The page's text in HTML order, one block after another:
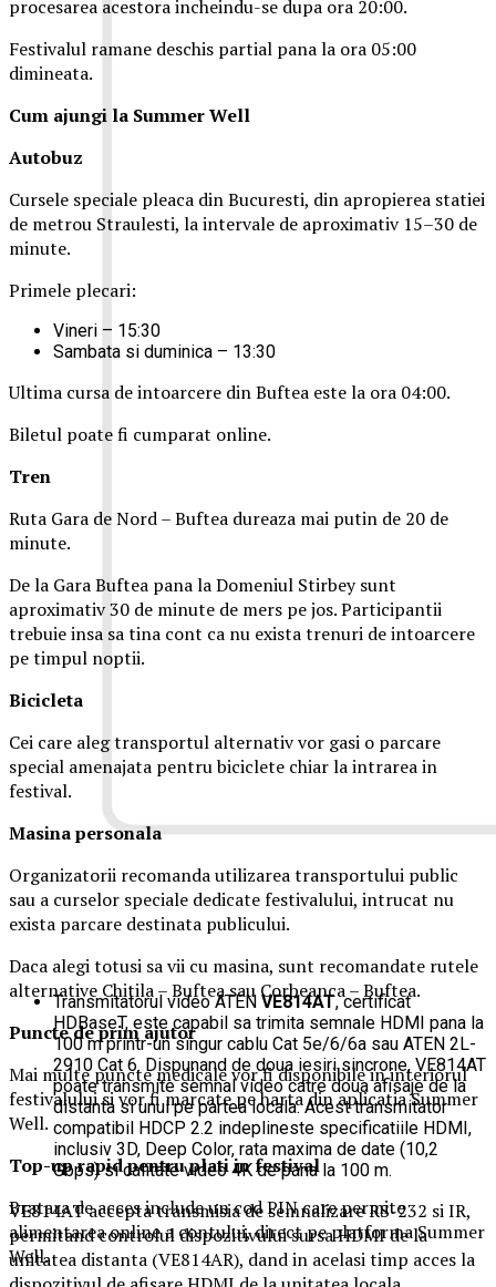
Transmitatorul video ATEN VE814AT, certificat
HDBaseT, este capabil sa trimita semnale HDMI pana la
100 m printr-un singur cablu Cat 5e/6/6a sau ATEN 2L-
2910 Cat 6. Dispunand de doua iesiri sincrone, VE814AT
poate transmite semnal video catre doua afisaje de la
distanta si unul pe partea locala. Acest transmitator
compatibil HDCP 2.2 indeplineste specificatiile HDMI,
inclusiv 3D, Deep Color, rata maxima de date (10,2
Gbps) si calitate video 4K de pana la 100 m.
VE814AT accepta transmisia de semnalizare RS-232 si IR,
permitand controlul dispozitivului sursa HDMI de la
unitatea distanta (VE814AR), dand in acelasi timp acces la
procesarea acestora incheindu-se dupa ora 20:00.
Festivalul ramane deschis partial pana la ora 05:00
dimineata.
Cum ajungi la Summer Well
Autobuz
Cursele speciale pleaca din Bucuresti, din apropierea statiei
de metrou Straulesti, la intervale de aproximativ 15–30 de
minute.
Primele plecari:
Vineri – 15:30
Sambata si duminica – 13:30
Ultima cursa de intoarcere din Buftea este la ora 04:00.
Biletul poate fi cumparat online.
Tren
Ruta Gara de Nord – Buftea dureaza mai putin de 20 de
minute.
De la Gara Buftea pana la Domeniul Stirbey sunt
aproximativ 30 de minute de mers pe jos. Participantii
trebuie insa sa tina cont ca nu exista trenuri de intoarcere
pe timpul noptii.
Bicicleta
Cei care aleg transportul alternativ vor gasi o parcare
special amenajata pentru biciclete chiar la intrarea in
festival.
Masinapersonala
Organizatorii recomanda utilizarea transportului public
sau a curselor speciale dedicate festivalului, intrucat nu
exista parcare destinata publicului.
Daca alegi totusi sa vii cu masina, sunt recomandate rutele
alternative Chitila – Buftea sau Corbeanca – Buftea.
Puncte de prim ajutor
Mai multe puncte medicale vor fi disponibile in interiorul
festivalului si vor fi marcate pe harta din aplicatia Summer
Well.
Top-up rapid pentru plati in festival
Bratara de acces include un cod PIN care permite
alimentarea online a contului, direct pe platforma Summer
Well.